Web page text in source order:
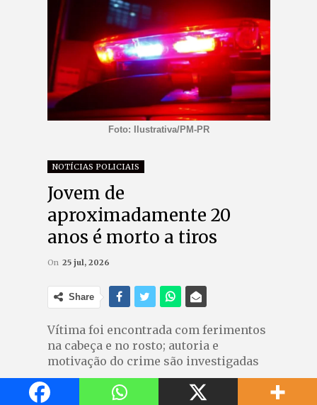
Foto: Ilustrativa/PM-PR
NOTÍCIAS POLICIAIS
Jovem de
aproximadamente 20
anos é morto a tiros
On 25 jul, 2026
Share
Vítima foi encontrada com ferimentos
na cabeça e no rosto; autoria e
motivação do crime são investigadas